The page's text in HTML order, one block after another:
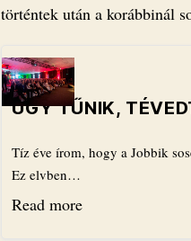
történtek után a korábbinál
ÚGY TŰNIK,
Tíz éve írom, hogy a Jobbik
Ez elvben…
Read more